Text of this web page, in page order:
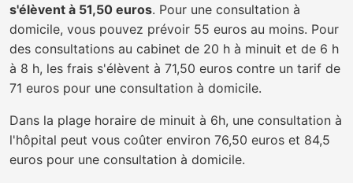
s'élèvent à 51,50 euros. Pour une consultation à
domicile, vous pouvez prévoir 55 euros au moins. Pour
des consultations au cabinet de 20 h à minuit et de 6 h
à 8 h, les frais s'élèvent à 71,50 euros contre un tarif de
71 euros pour une consultation à domicile.
Dans la plage horaire de minuit à 6h, une consultation à
l'hôpital peut vous coûter environ 76,50 euros et 84,5
euros pour une consultation à domicile.